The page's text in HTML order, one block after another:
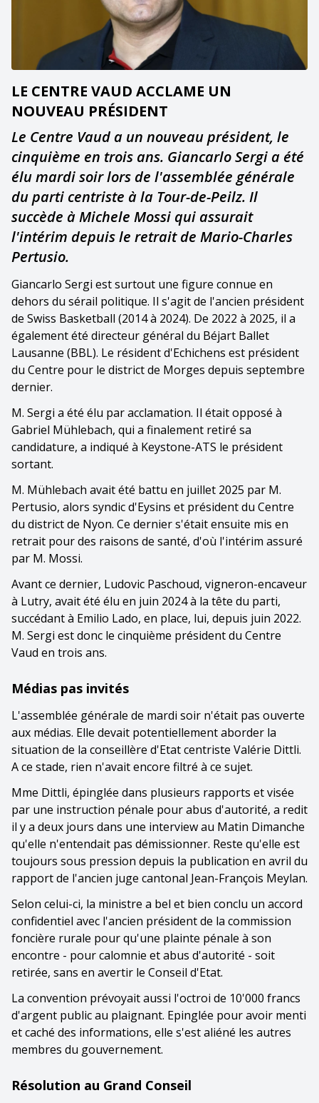
LE CENTRE VAUD ACCLAME UN
NOUVEAU PRÉSIDENT
Le Centre Vaud a un nouveau président, le
cinquième en trois ans. Giancarlo Sergi a été
élu mardi soir lors de l'assemblée générale
du parti centriste à la Tour-de-Peilz. Il
succède à Michele Mossi qui assurait
l'intérim depuis le retrait de Mario-Charles
Pertusio.
Giancarlo Sergi est surtout une figure connue en
dehors du sérail politique. Il s'agit de l'ancien président
de Swiss Basketball (2014 à 2024). De 2022 à 2025, il a
également été directeur général du Béjart Ballet
Lausanne (BBL). Le résident d'Echichens est président
du Centre pour le district de Morges depuis septembre
dernier.
M. Sergi a été élu par acclamation. Il était opposé à
Gabriel Mühlebach, qui a finalement retiré sa
candidature, a indiqué à Keystone-ATS le président
sortant.
M. Mühlebach avait été battu en juillet 2025 par M.
Pertusio, alors syndic d'Eysins et président du Centre
du district de Nyon. Ce dernier s'était ensuite mis en
retrait pour des raisons de santé, d'où l'intérim assuré
par M. Mossi.
Avant ce dernier, Ludovic Paschoud, vigneron-encaveur
à Lutry, avait été élu en juin 2024 à la tête du parti,
succédant à Emilio Lado, en place, lui, depuis juin 2022.
M. Sergi est donc le cinquième président du Centre
Vaud en trois ans.
Médias pas invités
L'assemblée générale de mardi soir n'était pas ouverte
aux médias. Elle devait potentiellement aborder la
situation de la conseillère d'Etat centriste Valérie Dittli.
A ce stade, rien n'avait encore filtré à ce sujet.
Mme Dittli, épinglée dans plusieurs rapports et visée
par une instruction pénale pour abus d'autorité, a redit
il y a deux jours dans une interview au Matin Dimanche
qu'elle n'entendait pas démissionner. Reste qu'elle est
toujours sous pression depuis la publication en avril du
rapport de l'ancien juge cantonal Jean-François Meylan.
Selon celui-ci, la ministre a bel et bien conclu un accord
confidentiel avec l'ancien président de la commission
foncière rurale pour qu'une plainte pénale à son
encontre - pour calomnie et abus d'autorité - soit
retirée, sans en avertir le Conseil d'Etat.
La convention prévoyait aussi l'octroi de 10'000 francs
d'argent public au plaignant. Epinglée pour avoir menti
et caché des informations, elle s'est aliéné les autres
membres du gouvernement.
Résolution au Grand Conseil